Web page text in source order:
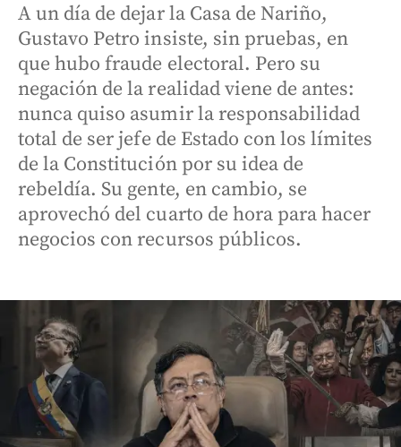
A un día de dejar la Casa de Nariño,
Gustavo Petro insiste, sin pruebas, en
que hubo fraude electoral. Pero su
negación de la realidad viene de antes:
nunca quiso asumir la responsabilidad
total de ser jefe de Estado con los límites
de la Constitución por su idea de
rebeldía. Su gente, en cambio, se
aprovechó del cuarto de hora para hacer
negocios con recursos públicos.